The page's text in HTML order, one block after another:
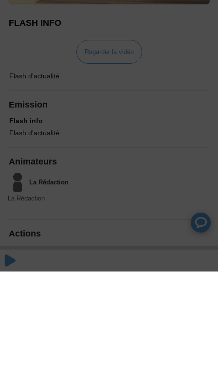
FLASH INFO
Regarder la vidéo
Flash d'actualité.
Emission
Flash info
Flash d'actualité.
Animateurs
La Rédaction
La Rédaction
Actions